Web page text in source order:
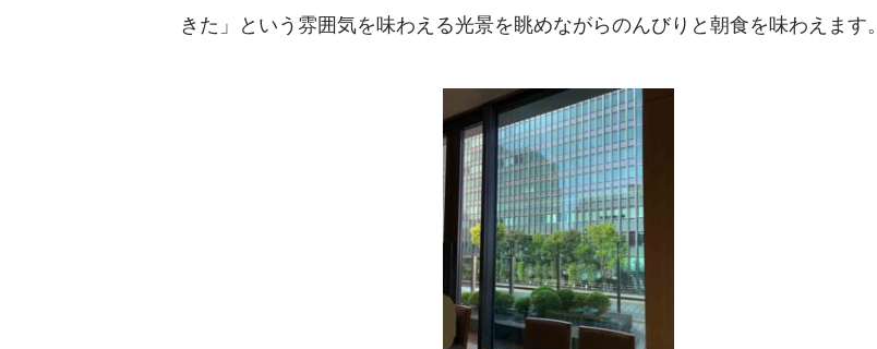
きた」という雰囲気を味わえる光景を眺めながらのんびりと朝食を味わえます。